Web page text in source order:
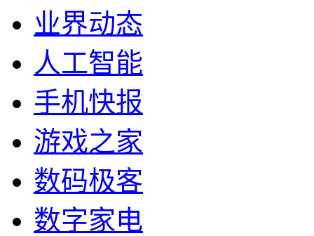
业界动态
人工智能
手机快报
游戏之家
数码极客
数字家电